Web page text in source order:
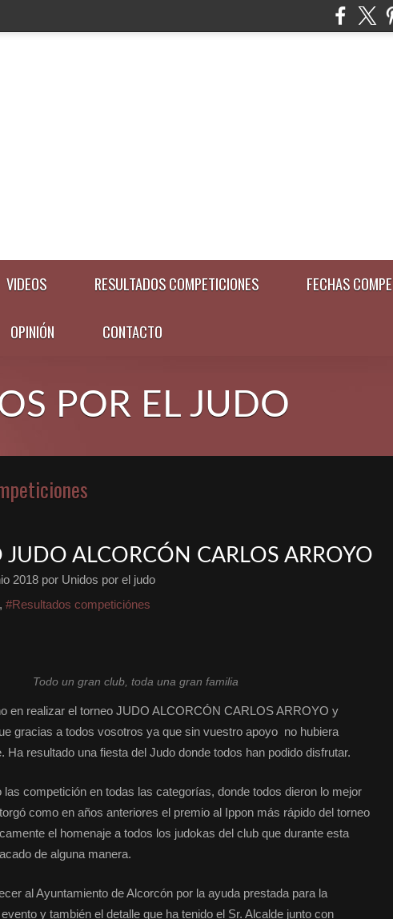
VIDEOS RESULTADOS COMPETICIONES FECHAS
OPINIÓN CONTACTO
POR EL JUDO
JUDO ALCORCÓN CARLOS ARROYO
2018 por Unidos por el judo
, #Resultados competiciónes
Todo un gran club, toda una gran familia
en realizar el torneo JUDO ALCORCÓN CARLOS ARROYO y
gracias a todos vosotros ya que sin vuestro apoyo no hubiera
Ha resultado una fiesta del Judo donde todos han podido disfrutar.
competición en todas las categorías, donde todos dieron lo mejor
como en años anteriores el premio al Ippon más rápido del torneo
el homenaje a todos los judokas del club que durante esta
de alguna manera.
al Ayuntamiento de Alcorcón por la ayuda prestada para la
y también el detalle que ha tenido el Sr. Alcalde junto con